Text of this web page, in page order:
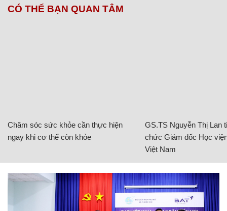
CÓ THỂ BẠN QUAN TÂM
Chăm sóc sức khỏe cần thực hiện
ngay khi cơ thể còn khỏe
GS.TS Nguyễn Thị Lan
chức Giám đốc Học
Việt Nam